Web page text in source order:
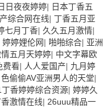
日夜夜婷婷| 日本丁香五
综合网在线| 丁香五月亚
七月丁香| 久久五月激情|
婷婷娌伦网| 啪啪综合| 亚洲
五月天婷婷| 中文字幕欧
费看| 人人爱国产| 九月婷
色偷偷AV亚洲男人的天堂|
丁香婷婷综合资源| 婷婷久
激情在线| 26uuu精品一